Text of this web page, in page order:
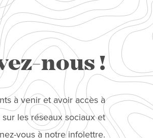
nous !
à venir et avoir accès à
les réseaux sociaux et
vous à notre infolettre.